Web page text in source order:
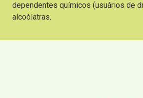
dependentes químicos (usuários de
alcoólatras.